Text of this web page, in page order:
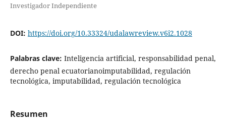
Investigador Independiente
DOI: https://doi.org/10.33324/udalawreview.v6i2.1028
Palabras clave: Inteligencia artificial, responsabilidad penal,
derecho penal ecuatorianoimputabilidad, regulación
tecnológica, imputabilidad, regulación tecnológica
Resumen